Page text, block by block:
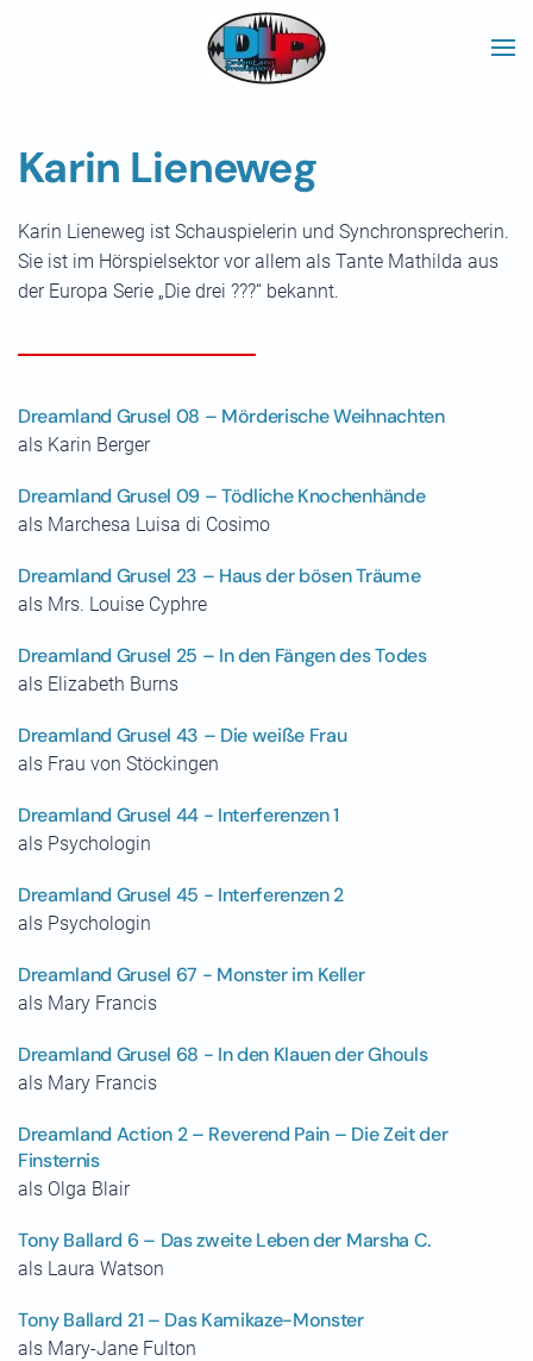
Skip to main content
Karin Lieneweg
Karin Lieneweg ist Schauspielerin und Synchronsprecherin.
Sie ist im Hörspielsektor vor allem als Tante Mathilda aus
der Europa Serie „Die drei ???“ bekannt.
Dreamland Grusel 08 – Mörderische Weihnachten
als Karin Berger
Dreamland Grusel 09 – Tödliche Knochenhände
als Marchesa Luisa di Cosimo
Dreamland Grusel 23 – Haus der bösen Träume
als Mrs. Louise Cyphre
Dreamland Grusel 25 – In den Fängen des Todes
als Elizabeth Burns
Dreamland Grusel 43 – Die weiße Frau
als Frau von Stöckingen
Dreamland Grusel 44 - Interferenzen 1
als Psychologin
Dreamland Grusel 45 - Interferenzen 2
als Psychologin
Dreamland Grusel 67 - Monster im Keller
als Mary Francis
Dreamland Grusel 68 - In den Klauen der Ghouls
als Mary Francis
Dreamland Action 2 – Reverend Pain – Die Zeit der
Finsternis
als Olga Blair
Tony Ballard 6 – Das zweite Leben der Marsha C.
als Laura Watson
Tony Ballard 21 – Das Kamikaze-Monster
als Mary-Jane Fulton